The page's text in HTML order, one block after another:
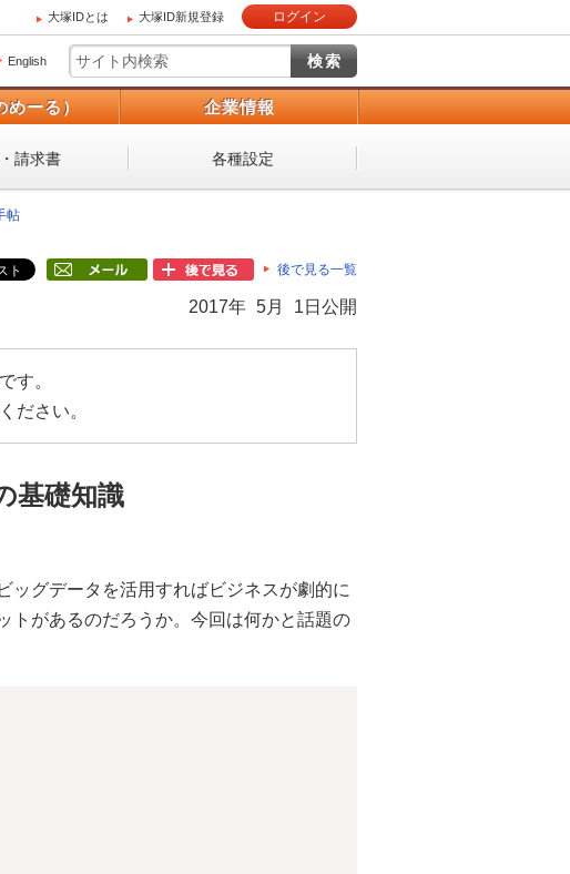
大塚IDとは 大塚ID新規登録 ログイン
English
ーる） 企業情報
請求書 各種設定
帖
後で見る一覧
2017年 5月 1日公開
す。
ださい。
基礎知識
ッグデータを活用すればビジネスが劇的に
トがあるのだろうか。今回は何かと話題の